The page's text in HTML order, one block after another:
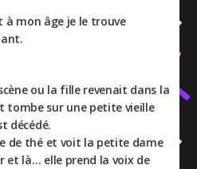
à mon âge je le trouve
ou la fille revenait dans la
tombe sur une petite vieille
décédé.
de thé et voit la petite dame
et là… elle prend la voix de